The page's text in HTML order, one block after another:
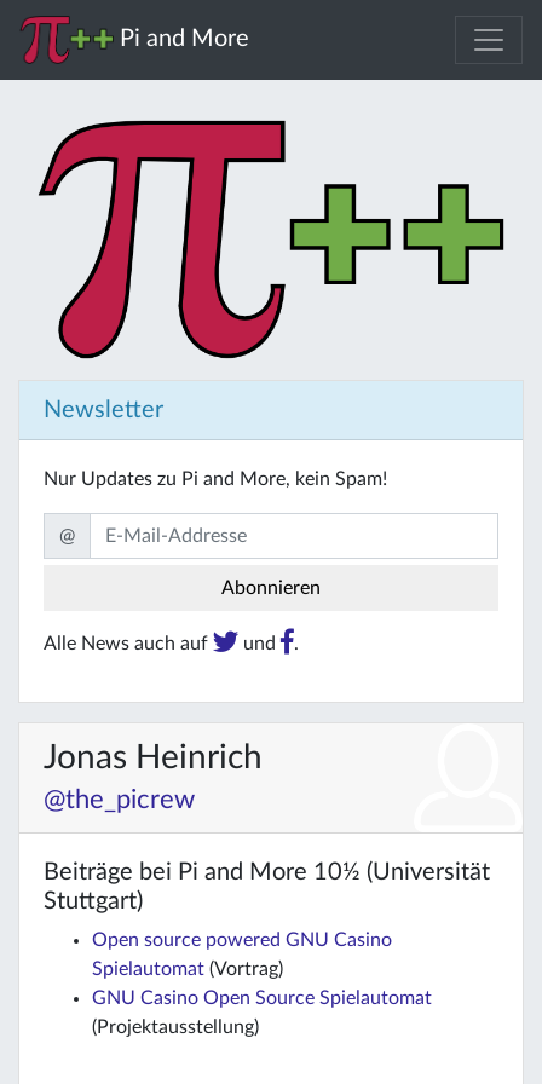
Pi and More
Newsletter
Nur Updates zu Pi and More, kein Spam!
@
Alle News auch auf und .
Jonas Heinrich
@the_picrew
Beiträge bei Pi and More 10½ (Universität
Stuttgart)
Open source powered GNU Casino
Spielautomat (Vortrag)
GNU Casino Open Source Spielautomat
(Projektausstellung)